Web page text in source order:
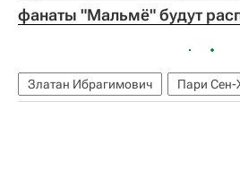
фанаты "Мальмё" будут
Златан Ибрагимович Пари